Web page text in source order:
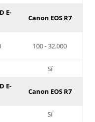
E-
Canon EOS R7
100 - 32.000
Sí
E-
Canon EOS R7
Sí